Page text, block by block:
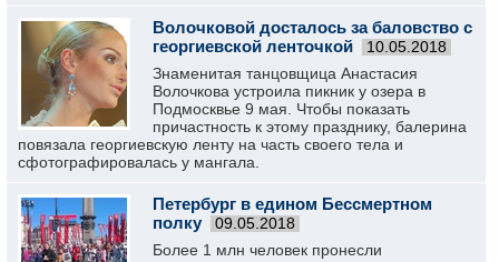
Волочковой досталось за баловство с
георгиевской ленточкой
10.05.2018
Знаменитая танцовщица Анастасия
Волочкова устроила пикник у озера в
Подмосквье 9 мая. Чтобы показать
причастность к этому празднику, балерина
повязала георгиевскую ленту на часть своего тела и
сфотографировалась у мангала.
Петербург в едином Бессмертном
полку
09.05.2018
Более 1 млн человек пронесли